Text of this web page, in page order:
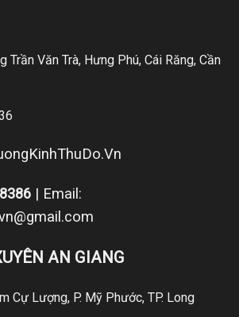
Văn Trà, Hưng Phú, Cái Răng, Cần
| Email:
AN GIANG
Cự Lượng, P. Mỹ Phước, TP. Long